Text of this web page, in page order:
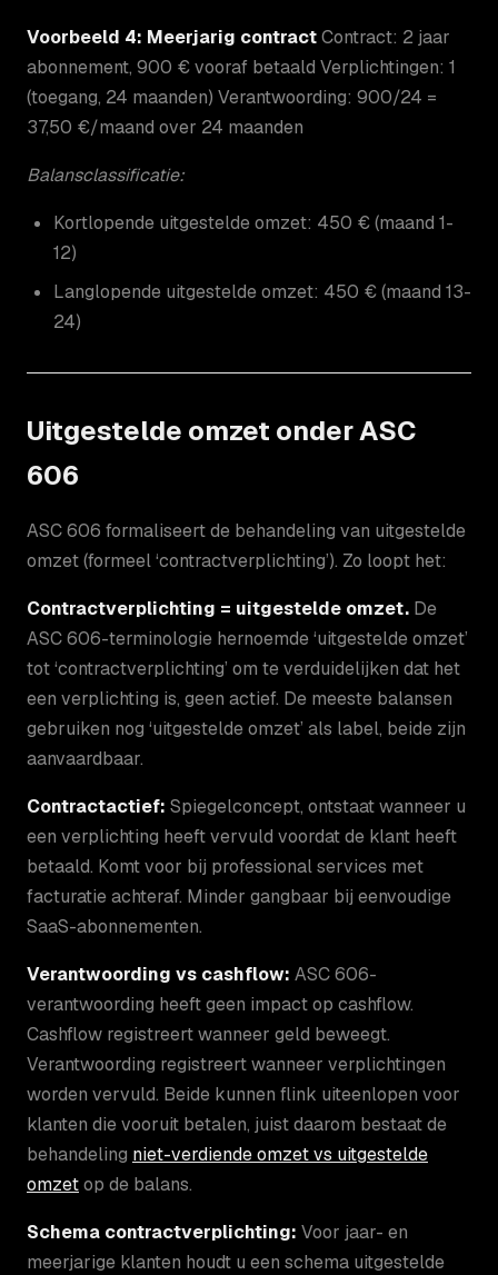
Voorbeeld 4: Meerjarig contractContract: 2 jaar
abonnement, 900 € vooraf betaald Verplichtingen: 1
(toegang, 24 maanden) Verantwoording: 900/24 =
37,50 €/maand over 24 maanden
Balansclassificatie:
Kortlopende uitgestelde omzet: 450 € (maand 1-
12)
Langlopende uitgestelde omzet: 450 € (maand 13-
24)
Uitgestelde omzet onder ASC
606
ASC 606 formaliseert de behandeling van uitgestelde
omzet (formeel ‘contractverplichting’). Zo loopt het:
Contractverplichting = uitgestelde omzet. De
ASC 606-terminologie hernoemde ‘uitgestelde omzet’
tot ‘contractverplichting’ om te verduidelijken dat het
een verplichting is, geen actief. De meeste balansen
gebruiken nog ‘uitgestelde omzet’ als label, beide zijn
aanvaardbaar.
Contractactief: Spiegelconcept, ontstaat wanneer u
een verplichting heeft vervuld voordat de klant heeft
betaald. Komt voor bij professional services met
facturatie achteraf. Minder gangbaar bij eenvoudige
SaaS-abonnementen.
Verantwoording vs cashflow: ASC 606-
verantwoording heeft geen impact op cashflow.
Cashflow registreert wanneer geld beweegt.
Verantwoording registreert wanneer verplichtingen
worden vervuld. Beide kunnen flink uiteenlopen voor
klanten die vooruit betalen, juist daarom bestaat de
behandeling niet-verdiende omzet vs uitgestelde
omzetop de balans.
Schema contractverplichting: Voor jaar- en
meerjarige klanten houdt u een schema uitgestelde